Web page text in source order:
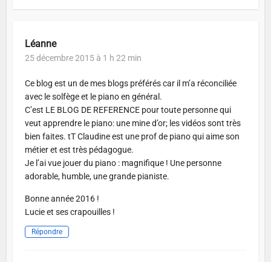
Léanne
25 décembre 2015 à 1 h 22 min
Ce blog est un de mes blogs préférés car il m’a réconciliée
avec le solfège et le piano en général.
C’est LE BLOG DE REFERENCE pour toute personne qui
veut apprendre le piano: une mine d’or; les vidéos sont très
bien faites. tT Claudine est une prof de piano qui aime son
métier et est très pédagogue.
Je l’ai vue jouer du piano : magnifique ! Une personne
adorable, humble, une grande pianiste.
Bonne année 2016 !
Lucie et ses crapouilles !
Répondre